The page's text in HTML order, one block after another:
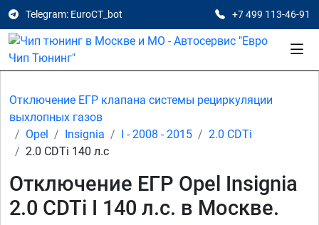
Telegram: EuroCT_bot +7 499 113-46-91
Отключение ЕГР клапана системы рециркуляции
выхлопных газов
Opel
Insignia I - 2008 - 2015
2.0 CDTi
2.0 CDTi 140 л.с
Отключение ЕГР Opel Insignia
2.0 CDTi I 140 л.с. в Москве.